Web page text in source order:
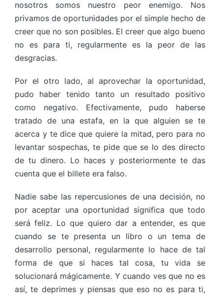
nosotros somos nuestro peor enemigo. Nos
privamos de oportunidades por el simple hecho de
creer que no son posibles. El creer que algo bueno
no es para ti, regularmente es la peor de las
desgracias.
Por el otro lado, al aprovechar la oportunidad,
pudo haber tenido tanto un resultado positivo
como negativo. Efectivamente, pudo haberse
tratado de una estafa, en la que alguien se te
acerca y te dice que quiere la mitad, pero para no
levantar sospechas, te pide que se lo des directo
de tu dinero. Lo haces y posteriormente te das
cuenta que el billete era falso.
Nadie sabe las repercusiones de una decisión, no
por aceptar una oportunidad significa que todo
será feliz. Lo que quiero dar a entender, es que
cuando se te presenta un libro o un tema de
desarrollo personal, regularmente lo hace de tal
forma de que si haces tal cosa, tu vida se
solucionará mágicamente. Y cuando ves que no es
así, te deprimes y piensas que eso no es para ti,